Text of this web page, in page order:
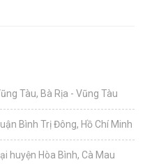
Tàu, Bà Rịa - Vũng Tàu
Bình Trị Đông, Hồ Chí Minh
huyện Hòa Bình, Cà Mau